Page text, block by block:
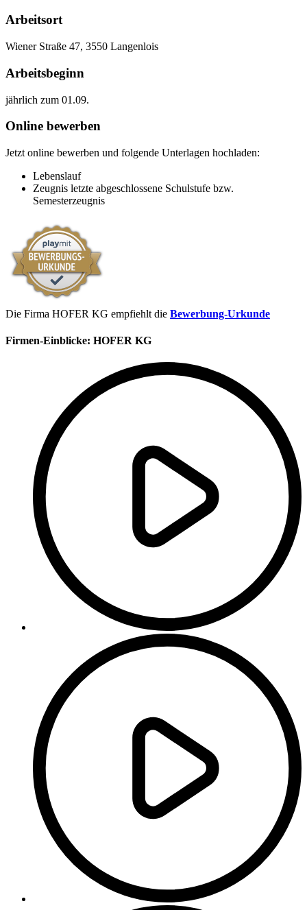
Arbeitsort
​Wiener Straße 47, 3550 Langenlois​​
Arbeitsbeginn
jährlich zum 01.09.​
Online bewerben
Jetzt online bewerben und folgende Unterlagen hochladen:
Lebenslauf
Zeugnis letzte abgeschlossene Schulstufe bzw.
Semesterzeugnis
Die Firma HOFER KG empfiehlt die Bewerbung-Urkunde
Firmen-Einblicke: HOFER KG